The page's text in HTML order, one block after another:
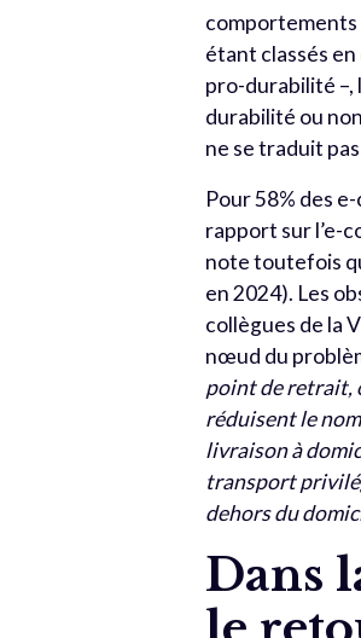
comportements
étant classés
pro-durabilité –,
durabilité ou
ne se traduit
Pour 58% des
rapport sur l’e-
note toutefois
en 2024). Les
collègues de la
nœud du
point de retrait,
réduisent le
livraison à
transport
dehors du
Dans